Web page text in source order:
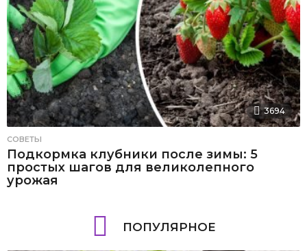
3694
СОВЕТЫ
Подкормка клубники после зимы: 5
простых шагов для великолепного
урожая
ПОПУЛЯРНОЕ